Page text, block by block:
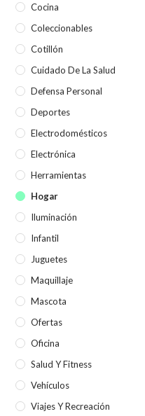
Cocina
Coleccionables
Cotillón
Cuidado De La Salud
Defensa Personal
Deportes
Electrodomésticos
Electrónica
Herramientas
Hogar
Iluminación
Infantil
Juguetes
Maquillaje
Mascota
Ofertas
Oficina
Salud Y Fitness
Vehículos
Viajes Y Recreación